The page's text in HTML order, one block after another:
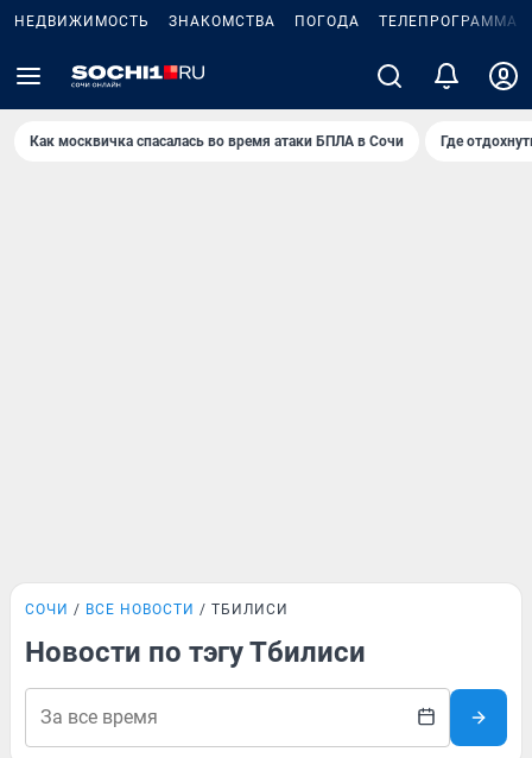
НЕДВИЖИМОСТЬ ЗНАКОМСТВА ПОГОДА ТЕЛЕПРОГРАММА
Как москвичка спасалась во время атаки БПЛА в Сочи Где
СОЧИ ВСЕ НОВОСТИ ТБИЛИСИ
Новости по тэгу Тбилиси